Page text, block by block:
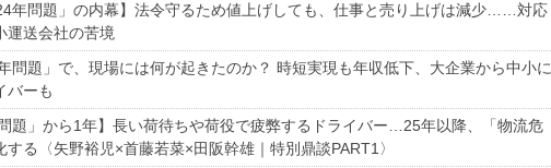
年問題」の内幕】法令守るため値上げしても、仕事と売り上げは減少……対応
運送会社の苦境
問題」で、現場には何が起きたのか？ 時短実現も年収低下、大企業から中小に
バーも
問題」から1年】長い荷待ちや荷役で疲弊するドライバー…25年以降、「物流危
する〈矢野裕児×首藤若菜×田阪幹雄｜特別鼎談PART1〉